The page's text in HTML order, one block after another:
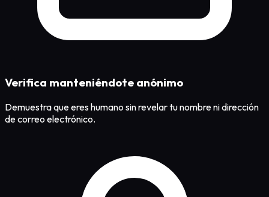
Verifica manteniéndote anónimo
Demuestra que eres humano sin revelar tu nombre ni dirección
de correo electrónico.